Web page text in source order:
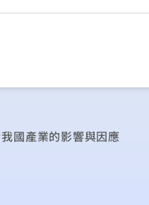
國產業的影響與因應